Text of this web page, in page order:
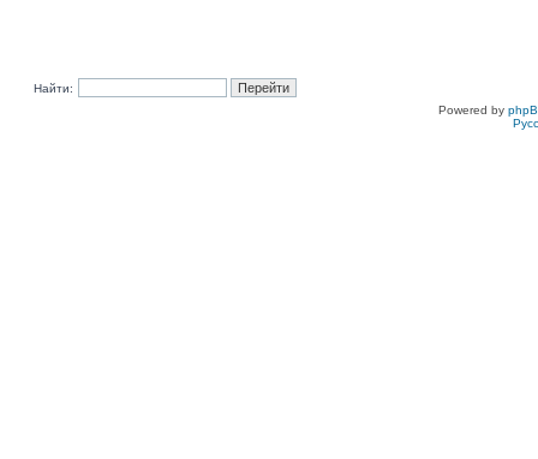
Найти:
Powered by